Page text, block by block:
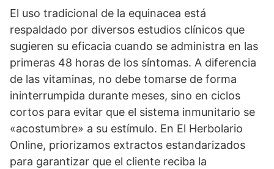
El uso tradicional de la equinacea está
respaldado por diversos estudios clínicos que
sugieren su eficacia cuando se administra en las
primeras 48 horas de los síntomas. A diferencia
de las vitaminas, no debe tomarse de forma
ininterrumpida durante meses, sino en ciclos
cortos para evitar que el sistema inmunitario se
«acostumbre» a su estímulo. En El Herbolario
Online, priorizamos extractos estandarizados
para garantizar que el cliente reciba la